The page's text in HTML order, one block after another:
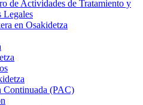
de Actividades de Tratamiento y
Legales
en Osakidetza
Continuada (PAC)